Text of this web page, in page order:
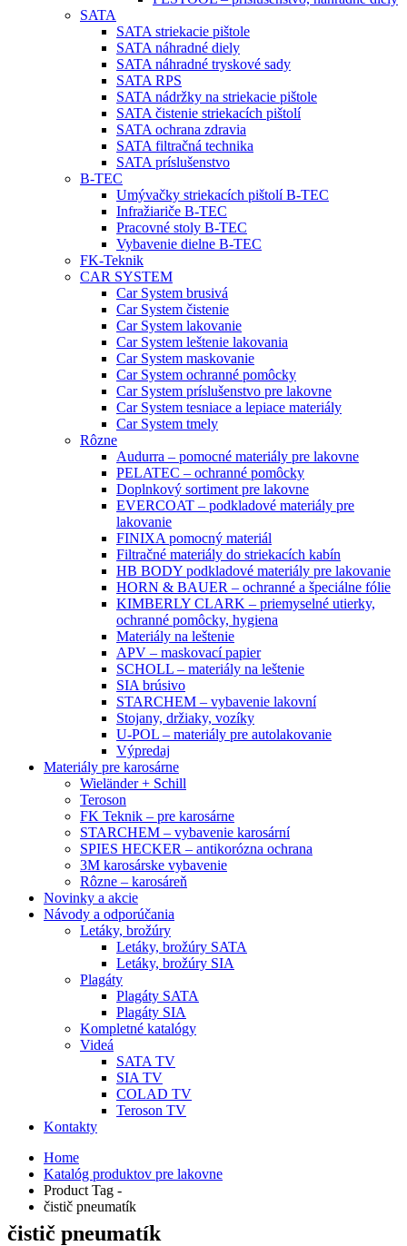
SATA
SATA striekacie pištole
SATA náhradné diely
SATA náhradné tryskové sady
SATA RPS
SATA nádržky na striekacie pištole
SATA čistenie striekacích pištolí
SATA ochrana zdravia
SATA filtračná technika
SATA príslušenstvo
B-TEC
Umývačky striekacích pištolí B-TEC
Infražiariče B-TEC
Pracovné stoly B-TEC
Vybavenie dielne B-TEC
FK-Teknik
CAR SYSTEM
Car System brusivá
Car System čistenie
Car System lakovanie
Car System leštenie lakovania
Car System maskovanie
Car System ochranné pomôcky
Car System príslušenstvo pre lakovne
Car System tesniace a lepiace materiály
Car System tmely
Rôzne
Audurra – pomocné materiály pre lakovne
PELATEC – ochranné pomôcky
Doplnkový sortiment pre lakovne
EVERCOAT – podkladové materiály pre
lakovanie
FINIXA pomocný materiál
Filtračné materiály do striekacích kabín
HB BODY podkladové materiály pre lakovanie
HORN & BAUER – ochranné a špeciálne fólie
KIMBERLY CLARK – priemyselné utierky,
ochranné pomôcky, hygiena
Materiály na leštenie
APV – maskovací papier
SCHOLL – materiály na leštenie
SIA brúsivo
STARCHEM – vybavenie lakovní
Stojany, držiaky, vozíky
U-POL – materiály pre autolakovanie
Výpredaj
Materiály pre karosárne
Wieländer + Schill
Teroson
FK Teknik – pre karosárne
STARCHEM – vybavenie karosární
SPIES HECKER – antikorózna ochrana
3M karosárske vybavenie
Rôzne – karosáreň
Novinky a akcie
Návody a odporúčania
Letáky, brožúry
Letáky, brožúry SATA
Letáky, brožúry SIA
Plagáty
Plagáty SATA
Plagáty SIA
Kompletné katalógy
Videá
SATA TV
SIA TV
COLAD TV
Teroson TV
Kontakty
Home
Katalóg produktov pre lakovne
Product Tag -
čistič pneumatík
čistič pneumatík